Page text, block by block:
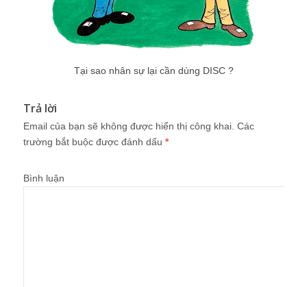
Tại sao nhân sự lại cần dùng DISC ?
Trả lời
Email của bạn sẽ không được hiển thị công khai. Các
trường bắt buộc được đánh dấu *
Bình luận